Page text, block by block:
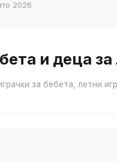
2026
и деца
за бебета, летни